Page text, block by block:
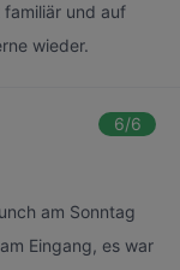
und auf
wieder.
6/6
am Sonntag
Eingang, es war